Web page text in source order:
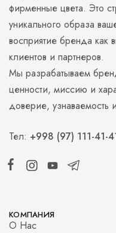
фирменные цвета. Это
уникального образа
восприятие бренда как
клиентов и партнеров.
Мы разрабатываем
ценности, миссию и
доверие, узнаваемость
Тел: +998 (97) 111-41-
КОМПАНИЯ
О Нас